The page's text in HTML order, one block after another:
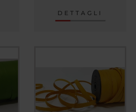
DETTAGLI